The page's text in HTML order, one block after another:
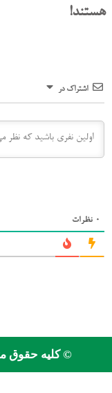
هستند!
اشتراک در
0 نظرات
© کلیه حقوق